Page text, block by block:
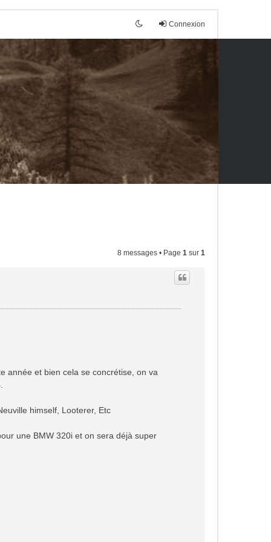
Connexion
8 messages • Page 1 sur 1
année et bien cela se concrétise, on va
himself, Looterer, Etc
une BMW 320i et on sera déjà super